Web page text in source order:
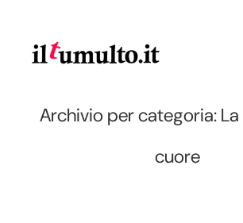
Archivio per categoria:
cuore